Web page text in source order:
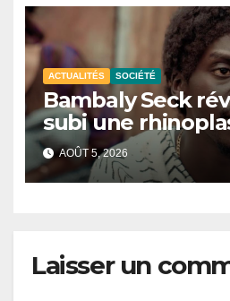
ACTUALITÉS SOCIÉTÉ
Bambaly Seck
subi une
J’assume ce
AOÛT 5, 2026
Laisser un